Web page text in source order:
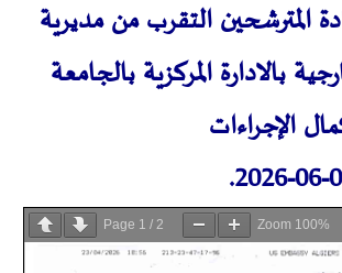
المترشحين التقرب من مديرية
بالادارة المركزية بالجامعة
الإجراءات
Page 1 / 2 Zoom 100%